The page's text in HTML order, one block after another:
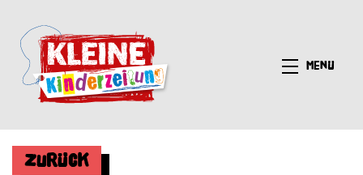
Menü
Zurück